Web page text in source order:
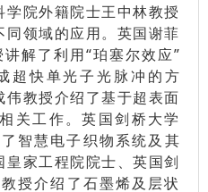
院外籍院士王中林教授
领域的应用。英国谢菲
解了利用“珀塞尔效应”
超快单光子光脉冲的方
教授介绍了基于超表面
关工作。英国剑桥大学
智慧电子织物系统及其
家工程院院士、英国剑
授介绍了石墨烯及层状